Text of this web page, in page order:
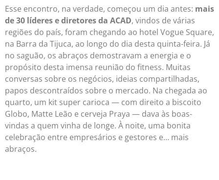
Esse encontro, na verdade, começou um dia antes: mais
de 30 líderes e diretores da ACAD, vindos de várias
regiões do país, foram chegando ao hotel Vogue Square,
na Barra da Tijuca, ao longo do dia desta quinta-feira. Já
no saguão, os abraços demostravam a energia e o
propósito desta imensa reunião do fitness. Muitas
conversas sobre os negócios, ideias compartilhadas,
papos descontraídos sobre o mercado. Na chegada ao
quarto, um kit super carioca — com direito a biscoito
Globo, Matte Leão e cerveja Praya — dava às boas-
vindas a quem vinha de longe. À noite, uma bonita
celebração entre empresários e gestores e… mais
abraços.